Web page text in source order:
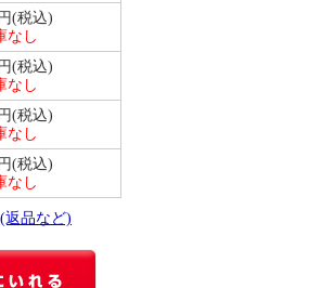
(税込)
なし
(税込)
なし
(税込)
なし
(税込)
なし
返品など)